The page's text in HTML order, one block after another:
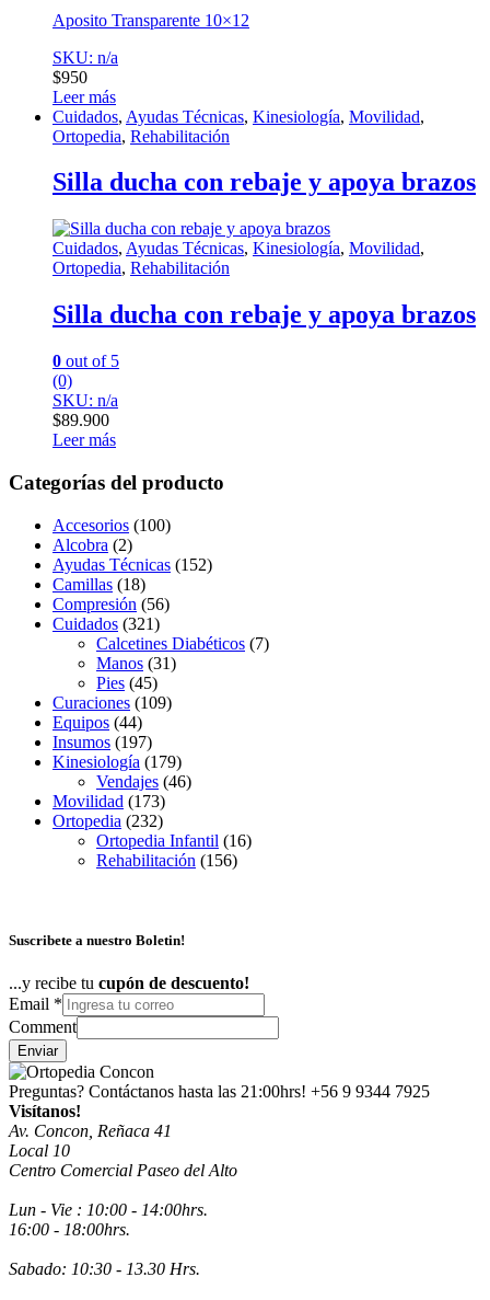
Aposito Transparente 10×12
SKU: n/a
$950
Leer más
Cuidados, Ayudas Técnicas, Kinesiología, Movilidad,
Ortopedia, Rehabilitación
Silla ducha con rebaje y apoya brazos
Cuidados, Ayudas Técnicas, Kinesiología, Movilidad,
Ortopedia, Rehabilitación
Silla ducha con rebaje y apoya brazos
0 out of 5
(0)
SKU: n/a
$89.900
Leer más
Categorías del producto
Accesorios (100)
Alcobra (2)
Ayudas Técnicas (152)
Camillas (18)
Compresión (56)
Cuidados (321)
Calcetines Diabéticos (7)
Manos (31)
Pies (45)
Curaciones (109)
Equipos (44)
Insumos (197)
Kinesiología (179)
Vendajes (46)
Movilidad (173)
Ortopedia (232)
Ortopedia Infantil (16)
Rehabilitación (156)
Suscribete a nuestro Boletin!
...y recibe tu cupón de descuento!
Email *
Comment
Enviar
Preguntas? Contáctanos hasta las 21:00hrs! +56 9 9344 7925
Visítanos!
Av. Concon, Reñaca 41
Local 10
Centro Comercial Paseo del Alto
Lun - Vie : 10:00 - 14:00hrs.
16:00 - 18:00hrs.
Sabado: 10:30 - 13.30 Hrs.